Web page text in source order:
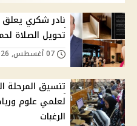
نادر شكري
تحويل الصلاة
لعلمي علوم
الرغبات